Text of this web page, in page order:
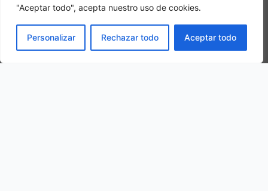
"Aceptar todo", acepta nuestro uso de cookies.
Personalizar Rechazar todo Aceptar todo
La nostra ubicazione
PRENOTA